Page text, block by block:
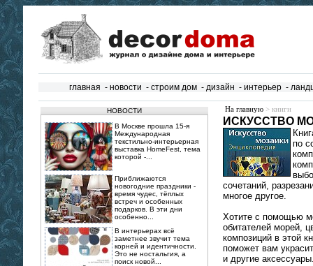
главная - новости - строим дом - дизайн - интерьер -
НОВОСТИ
В Москве прошла 15‑я
Международная
текстильно‑интерьерная
выставка HomeFest, тема
которой -...
Приближаются
новогодние праздники -
время чудес, тёплых
встреч и особенных
подарков. В эти дни
особенно...
В интерьерах всё
заметнее звучит тема
корней и идентичности.
Это не ностальгия, а
поиск новой...
На главную > книги
ИСКУССТВО
по
сочетаний,
многое другое.
Хотите с помощью
обитателей морей,
композиций в этой
поможет вам
и другие